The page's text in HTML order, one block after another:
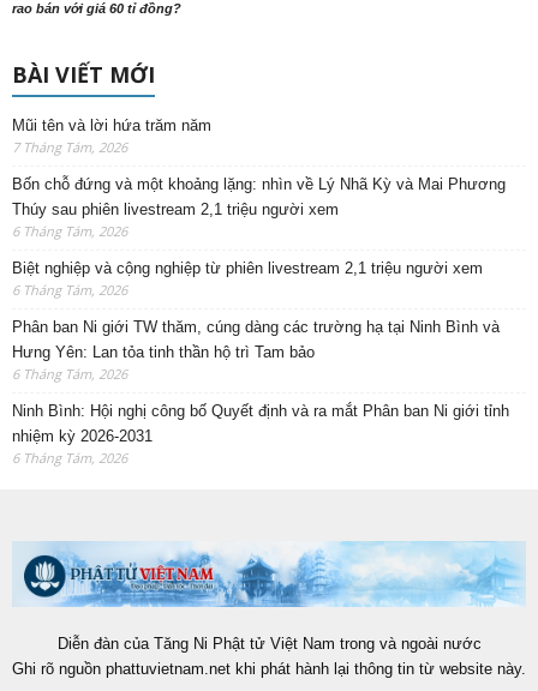
rao bán với giá 60 tỉ đồng?
BÀI VIẾT MỚI
Mũi tên và lời hứa trăm năm
7 Tháng Tám, 2026
Bốn chỗ đứng và một khoảng lặng: nhìn về Lý Nhã Kỳ và Mai Phương
Thúy sau phiên livestream 2,1 triệu người xem
6 Tháng Tám, 2026
Biệt nghiệp và cộng nghiệp từ phiên livestream 2,1 triệu người xem
6 Tháng Tám, 2026
Phân ban Ni giới TW thăm, cúng dàng các trường hạ tại Ninh Bình và
Hưng Yên: Lan tỏa tinh thần hộ trì Tam bảo
6 Tháng Tám, 2026
Ninh Bình: Hội nghị công bố Quyết định và ra mắt Phân ban Ni giới tỉnh
nhiệm kỳ 2026-2031
6 Tháng Tám, 2026
Diễn đàn của Tăng Ni Phật tử Việt Nam trong và ngoài nước
Ghi rõ nguồn phattuvietnam.net khi phát hành lại thông tin từ website này.